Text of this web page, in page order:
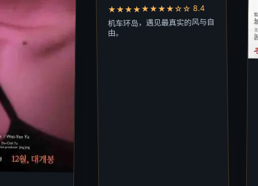
★★★★★★★★☆☆ 8.4
机车环岛，遇见最真实的风与自
由。